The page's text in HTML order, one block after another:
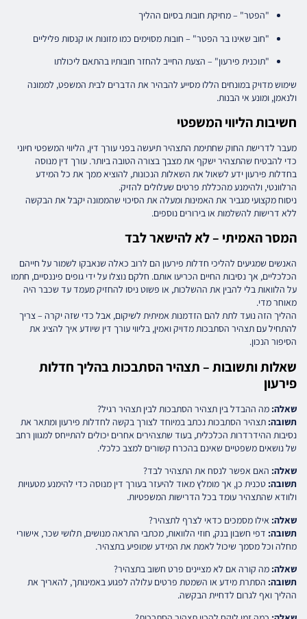
"הפטר" – מחיקת חובות בסיום ההליך
"חוב שאינו בר הפטר" – חובות מסוימים כמו מזונות או קנסות פליליים
"תוכנית פירעון" – הצעת החייב להחזר חובותיו בהתאם ליכולתו
שימוש מדויק במונחים הללו מסייע להבהיר את הדברים לבית המשפט, לממונה
ולנאמן, ומונע אי הבנות.
חשיבות הליווי המשפטי
מעבר לדרישת החוק שחתימת התצהיר תיעשה בפני עורך דין, הליווי המשפטי חיוני
כדי להבטיח שהתצהיר ישקף את מצבך בצורה הטובה ביותר. עורך דין מנוסה
בחדלות פירעון ידע לשאול את השאלות הנכונות, להוציא ממך את כל המידע
הרלוונטי, ולהימנע מהכללת פרטים שעלולים להזיק.
ניסוח מקצועי מגביר את האמינות ומעלה את הסיכוי שהממונה יקבל את הבקשה
ללא דרישות להשלמות או בירורים נוספים.
המסר האמיתי – לא להישאר לבד
האנשים שמגיעים להליכי חדלות פירעון הם לרוב כאלה שנאבקו לשמור על חייהם
הכלכליים, אך נסיבות החיים הכריעו אותם. חלקם נוצלו על ידי גופים פיננסיים, חתמו
על הלוואות בלי להבין את ההשלכות, או פשוט ניסו להחזיק מעמד עד שכבר היה
מאוחר מדי.
ההליך הזה נועד לתת להם הזדמנות אמיתית לשיקום, אבל כדי שזה יקרה – צריך
להתחיל עם תצהיר הסתבכות מדויק ואמין, בליווי עורך דין שיודע איך להציג את
הסיפור הנכון.
שאלות ותשובות – תצהיר הסתבכות בהליך חדלות
פירעון
שאלה: מה ההבדל בין תצהיר הסתבכות לבין תצהיר רגיל?
תשובה: תצהיר הסתבכות נכתב במיוחד לצורך בקשה לחדלות פירעון ומתאר את
נסיבות ההידרדרות הכלכלית, בעוד שתצהירים אחרים יכולים להתייחס למגוון רחב
של נושאים משפטיים שאינם בהכרח קשורים למצב כלכלי.
שאלה: האם אפשר לנסח את התצהיר לבד?
תשובה: טכנית כן, אך מומלץ מאוד להיעזר בעורך דין מנוסה כדי להימנע מטעויות
ולוודא שהתצהיר עומד בכל הדרישות המשפטיות.
שאלה: אילו מסמכים כדאי לצרף לתצהיר?
תשובה: דפי חשבון בנק, חוזי הלוואות, מכתבי התראה מנושים, תלושי שכר, אישורי
מחלה וכל מסמך שיכול לאמת את המידע שמופיע בתצהיר.
שאלה: מה קורה אם לא מציינים פרט חשוב בתצהיר?
תשובה: הסתרת מידע או השמטת פרטים עלולה לפגוע באמינותך, להאריך את
ההליך ואף לגרום לדחיית הבקשה.